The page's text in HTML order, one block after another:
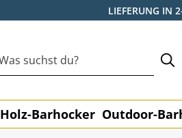
LIEFERUNG IN
Holz-Barhocker Outdoor-